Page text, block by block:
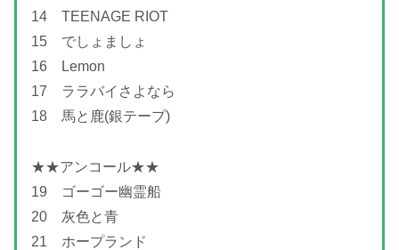
14 TEENAGE RIOT
15 でしょましょ
16 Lemon
17 ララバイさよなら
18 馬と鹿(銀テープ)
★★アンコール★★
19 ゴーゴー幽霊船
20 灰色と青
21 ホープランド